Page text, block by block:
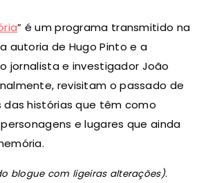
” é um programa transmitido na
autoria de Hugo Pinto e a
jornalista e investigador João
revisitam o passado de
das histórias que têm como
e lugares que ainda
blogue com ligeiras alterações).